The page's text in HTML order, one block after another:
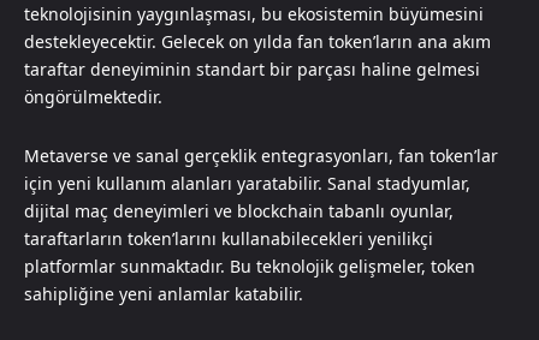
teknolojisinin yaygınlaşması, bu ekosistemin büyümesini
destekleyecektir. Gelecek on yılda fan token’ların ana akım
taraftar deneyiminin standart bir parçası haline gelmesi
öngörülmektedir.
Metaverse ve sanal gerçeklik entegrasyonları, fan token’lar
için yeni kullanım alanları yaratabilir. Sanal stadyumlar,
dijital maç deneyimleri ve blockchain tabanlı oyunlar,
taraftarların token’larını kullanabilecekleri yenilikçi
platformlar sunmaktadır. Bu teknolojik gelişmeler, token
sahipliğine yeni anlamlar katabilir.